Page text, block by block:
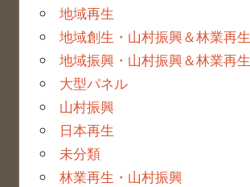
地域再生
地域創生・山村振興＆林業再生
地域振興・山村振興＆林業再生
大型パネル
山村振興
日本再生
未分類
林業再生・山村振興